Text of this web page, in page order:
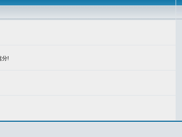
分!